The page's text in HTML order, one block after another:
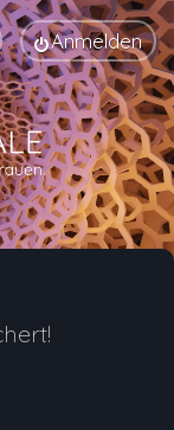
Anmelden